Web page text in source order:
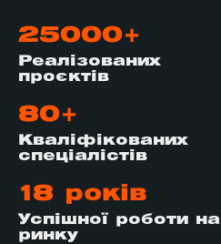
25000+
Реалізованих
проєктів
80+
Кваліфікованих
спеціалістів
18 років
Успішної роботи на
ринку